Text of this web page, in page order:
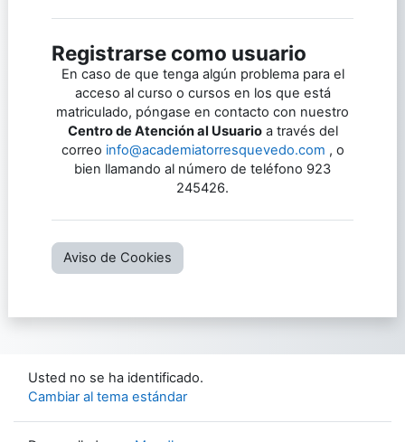
Registrarse como usuario
En caso de que tenga algún problema para el
acceso al curso o cursos en los que está
matriculado, póngase en contacto con nuestro
Centro de Atención al Usuarioa través del
correo info@academiatorresquevedo.com , o
bien llamando al número de teléfono 923
245426.
Aviso de Cookies
Usted no se ha identificado.
Cambiar al tema estándar